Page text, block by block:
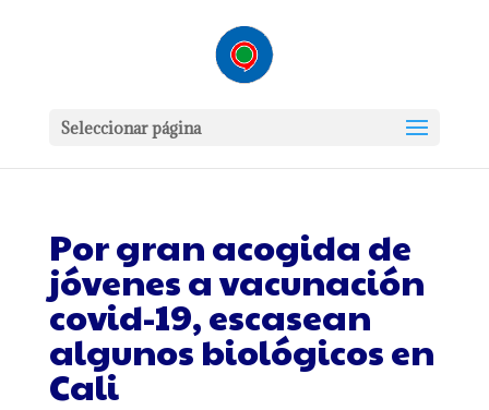
Seleccionar página
Por gran acogida de
jóvenes a vacunación
covid-19, escasean
algunos biológicos en
Cali